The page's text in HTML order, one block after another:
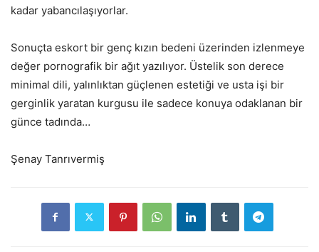
kadar yabancılaşıyorlar.
Sonuçta eskort bir genç kızın bedeni üzerinden izlenmeye
değer pornografik bir ağıt yazılıyor. Üstelik son derece
minimal dili, yalınlıktan güçlenen estetiği ve usta işi bir
gerginlik yaratan kurgusu ile sadece konuya odaklanan bir
günce tadında…
Şenay Tanrıvermiş